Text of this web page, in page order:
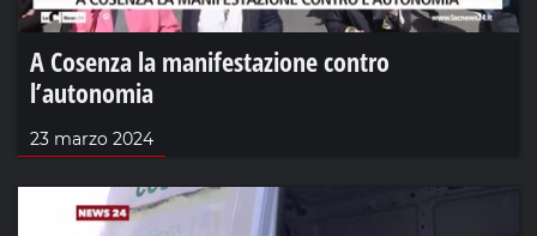
A Cosenza la manifestazione contro
l’autonomia
23 marzo 2024